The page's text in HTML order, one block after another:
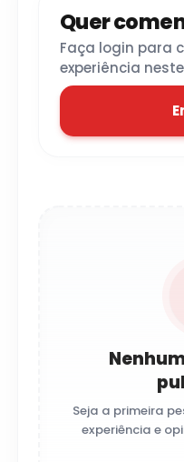
Quer
Faça login para
experiência
Seja a primeira
experiência e